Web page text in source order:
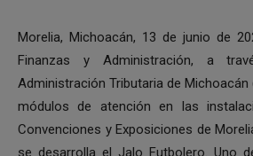
Morelia, Michoacán, 13 de junio de
Finanzas y Administración, a
Administración Tributaria de
módulos de atención en las
Convenciones y Exposiciones de
se desarrolla el Jalo Futbolero. Uno